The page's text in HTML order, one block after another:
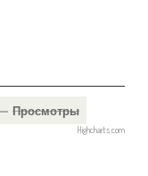
Просмотры
Highcharts.com